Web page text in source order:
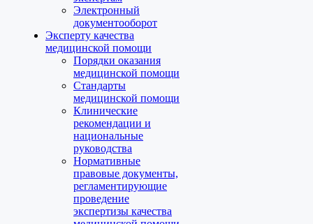
Электронный
документооборот
Эксперту качества
медицинской помощи
Порядки оказания
медицинской помощи
Стандарты
медицинской помощи
Клинические
рекомендации и
национальные
руководства
Нормативные
правовые документы,
регламентирующие
проведение
экспертизы качества